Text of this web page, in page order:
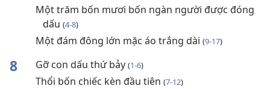
Một trăm bốn mươi bốn ngàn người được đóng
dấu (4-8)
Một đám đông lớn mặc áo trắng dài (9-17)
8 Gỡ con dấu thứ bảy (1-6)
Thổi bốn chiếc kèn đầu tiên (7-12)